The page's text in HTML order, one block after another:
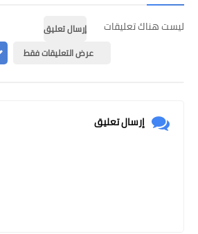
ليست هناك تعليقات
إرسال تعليق
عرض التعليقات فقط
إرسال تعليق